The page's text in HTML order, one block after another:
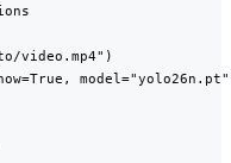
video.mp4")